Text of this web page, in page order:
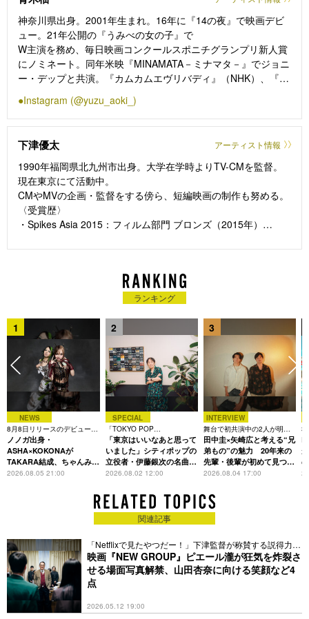
／新人賞を受賞）
その他の出演作に、映画『ジオラマボーイ・パノラマガール』
（20）、『樹海村』（21）、『ひらいて』（21）、『恋に至
る病』（25）、テレビドラマ「未来への10カウント」（22／
EX）、「新・信長公記～クラスメイトは戦国武将～」『ゼイチ
ョー～ 「払えない」にはワケがある～』、NHK『リラの花咲
超変身』では吹替えにも初挑戦した。
神奈川県出身。2001年生まれ。16年に『14の夜』で映画デビ
ュー。21年公開の『うみべの女の子』で
W主演を務め、毎日映画コンクールスポニチグランプリ新人賞
にノミネート。同年米映『MINAMATA－ミナマタ－』でジョニ
ー・デップと共演。『カムカムエヴリバディ』（NHK）、『モ
高の教師 1年後、私は生徒に■された』（NTV）でもその確か
な演技が話題に。
100%』『EVOL～しょぼ能力で、正義を滅ぼせ。～』『不死身
ラヴァーズ』など。
今後も話題作への出演が控えている。
Instagram (@yuzu_aoki_)
下津優太 アーティスト情報
1990年福岡県北九州市出身。大学在学時よりTV-CMを監督。
現在東京にて活動中。
CMやMVの企画・監督をする傍ら、短編映画の制作も努める。
〈受賞歴〉
・Spikes Asia 2015：フィルム部門 ブロンズ（2015年）
（2016年）
・東宝主催 ショートホラーフィルムチャレンジ 大賞（2020
・KADOKAWA 主催 日本ホラー映画大賞 大賞（2021年）
ランキング
1
NEWS
8月8日リリースのデビュー曲
は「Time is money」
ノノガ出身・
ASHA×KOKONAが
TAKARA結成、ちゃんみな
主宰レーベル第2弾アーテ
2026.08.05 21:00
2
SPECIAL
「TOKYO POP
CHRONICLE」特集
「東京はいいなあと思って
いました」シティポップの
立役者・伊藤銀次の名曲回
想録
2026.08.02 12:00
3
INTERVIEW
舞台で初共演中の2人が明か
す、今の自分をつくる恩人の
存在
田中圭×矢崎広と考える“兄
弟もの”の魅力 20年来の
先輩・後輩が初めて見つけ
た互いの共通点とは
2026.08.04 17:00
3
関連記事
「Netflixで⾒たやつだー！」下津監督が称賛する説得力と
は
映画『NEW GROUP』ピエール瀧が狂気を炸裂さ
せる場面写真解禁、山田杏奈に向ける笑顔など4
点
2026.05.12 19:00